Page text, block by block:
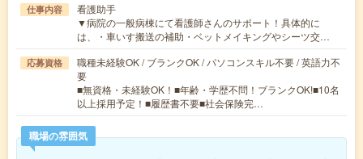
仕事内容
看護助手
▼病院の一般病棟にて看護師さんのサポート！具体的に
は、・車いす搬送の補助・ベットメイキングやシーツ交…
応募資格
職種未経験OK / ブランクOK / パソコンスキル不要 / 英語力不
要
■無資格・未経験OK！■年齢・学歴不問！ブランクOK!■10名
以上採用予定！■履歴書不要■社会保険完…
職場の雰囲気